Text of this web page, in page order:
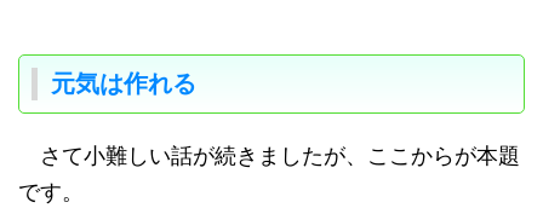
元気は作れる
さて小難しい話が続きましたが、ここからが本題
です。